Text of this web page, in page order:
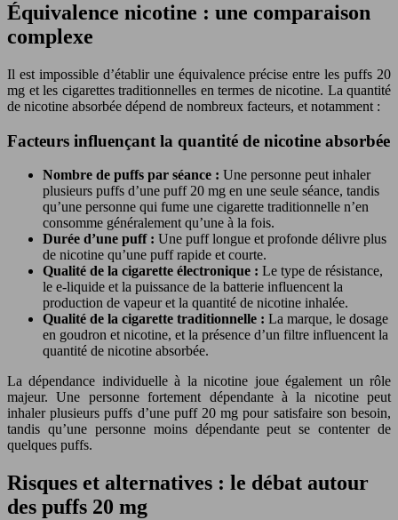
Équivalence nicotine : une comparaison
complexe
Il est impossible d’établir une équivalence précise entre les puffs 20
mg et les cigarettes traditionnelles en termes de nicotine. La quantité
de nicotine absorbée dépend de nombreux facteurs, et notamment :
Facteurs influençant la quantité de nicotine absorbée
Nombre de puffs par séance : Une personne peut inhaler
plusieurs puffs d’une puff 20 mg en une seule séance, tandis
qu’une personne qui fume une cigarette traditionnelle n’en
consomme généralement qu’une à la fois.
Durée d’une puff : Une puff longue et profonde délivre plus
de nicotine qu’une puff rapide et courte.
Qualité de la cigarette électronique : Le type de résistance,
le e-liquide et la puissance de la batterie influencent la
production de vapeur et la quantité de nicotine inhalée.
Qualité de la cigarette traditionnelle : La marque, le dosage
en goudron et nicotine, et la présence d’un filtre influencent la
quantité de nicotine absorbée.
La dépendance individuelle à la nicotine joue également un rôle
majeur. Une personne fortement dépendante à la nicotine peut
inhaler plusieurs puffs d’une puff 20 mg pour satisfaire son besoin,
tandis qu’une personne moins dépendante peut se contenter de
quelques puffs.
Risques et alternatives : le débat autour
des puffs 20 mg